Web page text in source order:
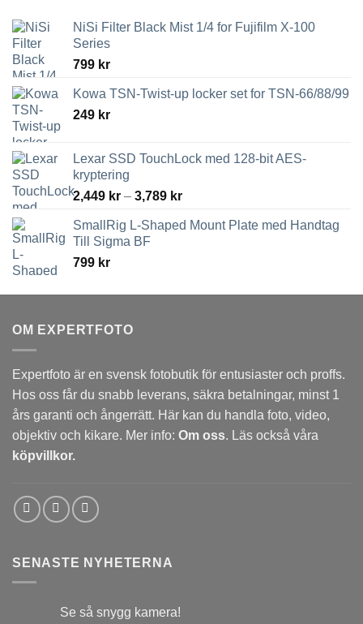
NiSi Filter Black Mist 1/4 for Fujifilm X-100
Series
799 kr
Kowa TSN-Twist-up locker set for TSN-66/88/99
249 kr
Lexar SSD TouchLock med 128-bit AES-
kryptering
2,449 kr – 3,789 krPrisintervall:
till
SmallRig L-Shaped Mount Plate med Handtag
Till Sigma BF
799 kr
OM EXPERTFOTO
Expertfoto är en svensk fotobutik för entusiaster och proffs.
Hos oss får du snabb leverans, säkra betalningar, minst 1
års garanti och ångerrätt. Här kan du handla foto, video,
objektiv och kikare. Mer info: Om oss. Läs också våra
köpvillkor.
SENASTE NYHETERNA
Se så snygg kamera!